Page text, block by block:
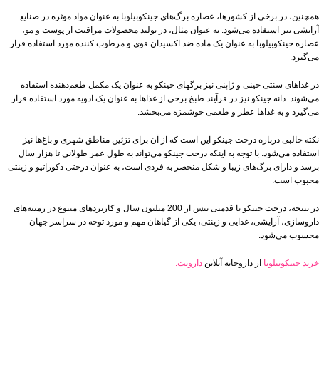
همچنین، در برخی از کشورها، عصاره برگ‌های جینکوبیلوبا به عنوان مواد موثره در صنایع
آرایشی نیز استفاده می‌شود. به عنوان مثال، در تولید محصولات مراقبت از پوست و مو،
عصاره جینکوبیلوبا به عنوان یک ماده ضد اکسیدان قوی و مرطوب کننده مورد استفاده قرار
می‌گیرد.
در غذاهای سنتی چینی و ژاپنی نیز برگهای جینکو به عنوان یک مکمل طعم‌دهنده استفاده
می‌شوند. دانه جینکو نیز در فرآیند طبخ برخی از غذاها به عنوان یک ادویه مورد استفاده قرار
می‌گیرد و به غذاها عطر و طعمی خوشمزه می‌بخشد.
نکته جالبی درباره درخت جینکو این است که از آن برای تزئین مناطق شهری و باغ‌ها نیز
استفاده می‌شود. با توجه به اینکه درخت جینکو می‌تواند به طول عمر طولانی تا هزار سال
برسد و دارای برگ‌های زیبا و شکل منحصر به فردی است، به عنوان درختی دکوراتیو و زینتی
محبوب است.
در نتیجه، درخت جینکو با قدمتی بیش از 200 میلیون سال و کاربردهای متنوع در زمینه‌های
داروسازی، آرایشی، غذایی و زینتی، یکی از گیاهان مهم و مورد توجه در سراسر جهان
محسوب می‌شود.
خرید جینکوبیلوبا از داروخانه آنلاین دارونت.